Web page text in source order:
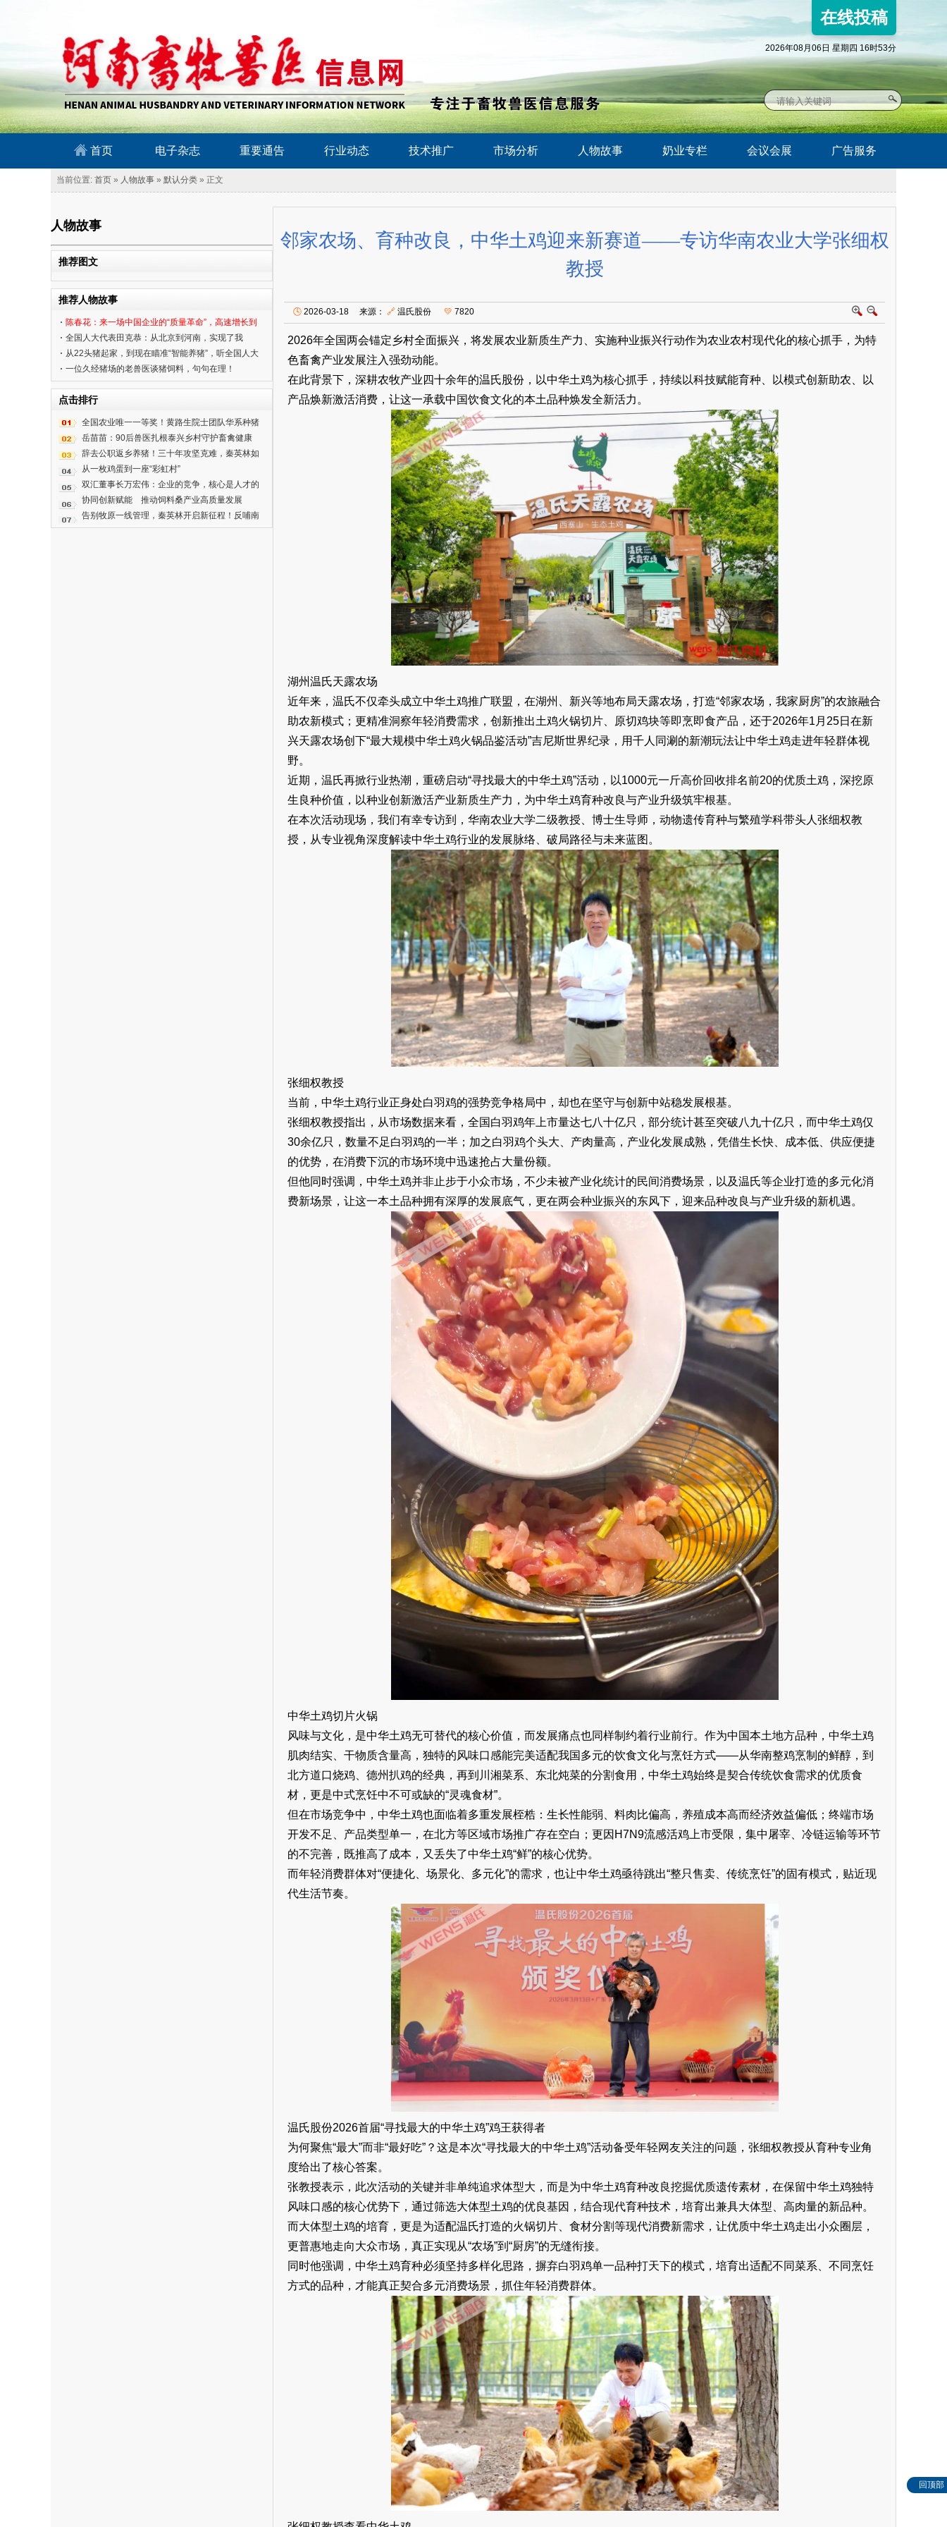
回顶部
在线投稿
2026年08月06日 星期四 16时53分
首页 电子杂志 重要通告 行业动态 技术推广 市场分析 人物故事 奶业专栏 会议会展 广告服务
当前位置: 首页 » 人物故事 » 默认分类 » 正文
人物故事
推荐图文
推荐人物故事
陈春花：来一场中国企业的“质量革命”，高速增长到
高质量发展
全国人大代表田克恭：从北京到河南，实现了我
的“科研梦”
从22头猪起家，到现在瞄准“智能养猪”，听全国人大
代表、牧原董事长秦英林讲述他的创业故事
一位久经猪场的老兽医谈猪饲料，句句在理！
点击排行
全国农业唯一一等奖！黄路生院士团队华系种猪
育种技术攻克生猪种业 “卡脖子” 难题
岳苗苗：90后兽医扎根泰兴乡村守护畜禽健康
辞去公职返乡养猪！三十年攻坚克难，秦英林如
何改写中国养猪产业
从一枚鸡蛋到一座“彩虹村”
双汇董事长万宏伟：企业的竞争，核心是人才的
竞争
协同创新赋能 推动饲料桑产业高质量发展
告别牧原一线管理，秦英林开启新征程！反哺南
阳民营企业家
邻家农场、育种改良，中华土鸡迎来新赛道——专访华南农业大学张细权
教授
🕓 2026-03-18 来源： 🔗 温氏股份 💛 7820
2026年全国两会锚定乡村全面振兴，将发展农业新质生产力、实施种业振兴行动作为农业农村现代化的核心抓手，为特
色畜禽产业发展注入强劲动能。
在此背景下，深耕农牧产业四十余年的温氏股份，以中华土鸡为核心抓手，持续以科技赋能育种、以模式创新助农、以
产品焕新激活消费，让这一承载中国饮食文化的本土品种焕发全新活力。
湖州温氏天露农场
近年来，温氏不仅牵头成立中华土鸡推广联盟，在湖州、新兴等地布局天露农场，打造“邻家农场，我家厨房”的农旅融合
助农新模式；更精准洞察年轻消费需求，创新推出土鸡火锅切片、原切鸡块等即烹即食产品，还于2026年1月25日在新
兴天露农场创下“最大规模中华土鸡火锅品鉴活动”吉尼斯世界纪录，用千人同涮的新潮玩法让中华土鸡走进年轻群体视
野。
近期，温氏再掀行业热潮，重磅启动“寻找最大的中华土鸡”活动，以1000元一斤高价回收排名前20的优质土鸡，深挖原
生良种价值，以种业创新激活产业新质生产力，为中华土鸡育种改良与产业升级筑牢根基。
在本次活动现场，我们有幸专访到，华南农业大学二级教授、博士生导师，动物遗传育种与繁殖学科带头人张细权教
授，从专业视角深度解读中华土鸡行业的发展脉络、破局路径与未来蓝图。
张细权教授
当前，中华土鸡行业正身处白羽鸡的强势竞争格局中，却也在坚守与创新中站稳发展根基。
张细权教授指出，从市场数据来看，全国白羽鸡年上市量达七八十亿只，部分统计甚至突破八九十亿只，而中华土鸡仅
30余亿只，数量不足白羽鸡的一半；加之白羽鸡个头大、产肉量高，产业化发展成熟，凭借生长快、成本低、供应便捷
的优势，在消费下沉的市场环境中迅速抢占大量份额。
但他同时强调，中华土鸡并非止步于小众市场，不少未被产业化统计的民间消费场景，以及温氏等企业打造的多元化消
费新场景，让这一本土品种拥有深厚的发展底气，更在两会种业振兴的东风下，迎来品种改良与产业升级的新机遇。
中华土鸡切片火锅
风味与文化，是中华土鸡无可替代的核心价值，而发展痛点也同样制约着行业前行。作为中国本土地方品种，中华土鸡
肌肉结实、干物质含量高，独特的风味口感能完美适配我国多元的饮食文化与烹饪方式——从华南整鸡烹制的鲜醇，到
北方道口烧鸡、德州扒鸡的经典，再到川湘菜系、东北炖菜的分割食用，中华土鸡始终是契合传统饮食需求的优质食
材，更是中式烹饪中不可或缺的“灵魂食材”。
但在市场竞争中，中华土鸡也面临着多重发展桎梏：生长性能弱、料肉比偏高，养殖成本高而经济效益偏低；终端市场
开发不足、产品类型单一，在北方等区域市场推广存在空白；更因H7N9流感活鸡上市受限，集中屠宰、冷链运输等环节
的不完善，既推高了成本，又丢失了中华土鸡“鲜”的核心优势。
而年轻消费群体对“便捷化、场景化、多元化”的需求，也让中华土鸡亟待跳出“整只售卖、传统烹饪”的固有模式，贴近现
代生活节奏。
温氏股份2026首届“寻找最大的中华土鸡”鸡王获得者
为何聚焦“最大”而非“最好吃”？这是本次“寻找最大的中华土鸡”活动备受年轻网友关注的问题，张细权教授从育种专业角
度给出了核心答案。
张教授表示，此次活动的关键并非单纯追求体型大，而是为中华土鸡育种改良挖掘优质遗传素材，在保留中华土鸡独特
风味口感的核心优势下，通过筛选大体型土鸡的优良基因，结合现代育种技术，培育出兼具大体型、高肉量的新品种。
而大体型土鸡的培育，更是为适配温氏打造的火锅切片、食材分割等现代消费新需求，让优质中华土鸡走出小众圈层，
更普惠地走向大众市场，真正实现从“农场”到“厨房”的无缝衔接。
同时他强调，中华土鸡育种必须坚持多样化思路，摒弃白羽鸡单一品种打天下的模式，培育出适配不同菜系、不同烹饪
方式的品种，才能真正契合多元消费场景，抓住年轻消费群体。